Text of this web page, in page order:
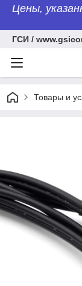
Цены,
ГСИ /
Товары и